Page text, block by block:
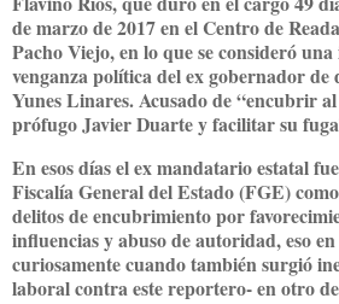
de marzo de 2017 en el Centro de
Pacho Viejo, en lo que se consideró
venganza política del ex gobernador de
Yunes Linares. Acusado de “encubrir
prófugo Javier Duarte y facilitar su
En esos días el ex mandatario estatal
Fiscalía General del Estado (FGE)
delitos de encubrimiento por
influencias y abuso de autoridad, eso
curiosamente cuando también surgió
laboral contra este reportero- en otro